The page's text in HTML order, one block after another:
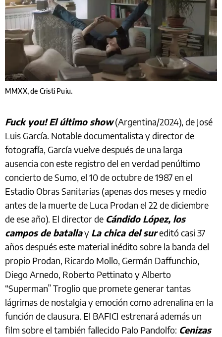
MMXX, de Cristi Puiu.
Fuck you! El último show(Argentina/2024), de José
Luis García. Notable documentalista y director de
fotografía, García vuelve después de una larga
ausencia con este registro del en verdad penúltimo
concierto de Sumo, el 10 de octubre de 1987 en el
Estadio Obras Sanitarias (apenas dos meses y medio
antes de la muerte de Luca Prodan el 22 de diciembre
de ese año). El director de Cándido López, los
campos de batallay La chica del sureditó casi 37
años después este material inédito sobre la banda del
propio Prodan, Ricardo Mollo, Germán Daffunchio,
Diego Arnedo, Roberto Pettinato y Alberto
“Superman” Troglio que promete generar tantas
lágrimas de nostalgia y emoción como adrenalina en la
función de clausura. El BAFICI estrenará además un
film sobre el también fallecido Palo Pandolfo: Cenizas